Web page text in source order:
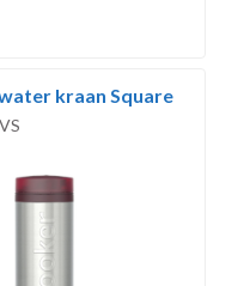
kraan Square